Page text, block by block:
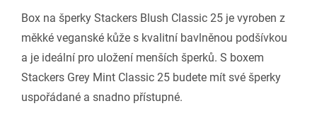
Box na šperky Stackers Blush Classic 25 je vyroben z
měkké veganské kůže s kvalitní bavlněnou podšívkou
a je ideální pro uložení menších šperků. S boxem
Stackers Grey Mint Classic 25 budete mít své šperky
uspořádané a snadno přístupné.